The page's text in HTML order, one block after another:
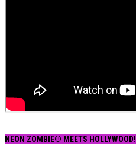
NEON ZOMBIE® MEETS HOLLYWOOD!